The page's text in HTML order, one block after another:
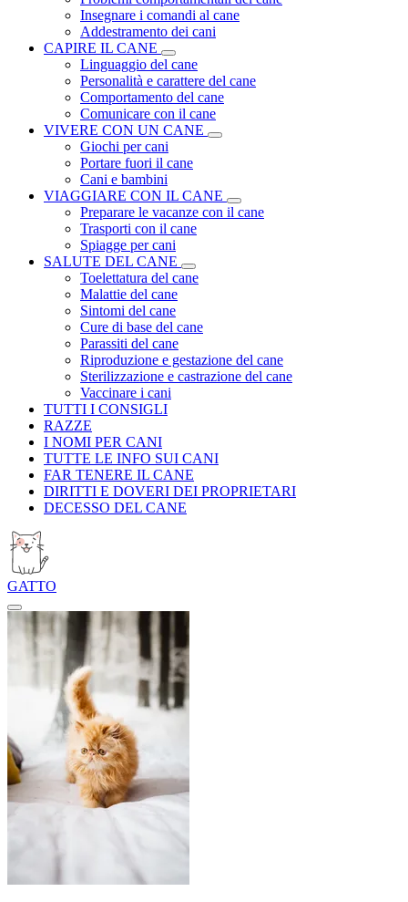
Insegnare i comandi al cane
Addestramento dei cani
CAPIRE IL CANE
Linguaggio del cane
Personalità e carattere del cane
Comportamento del cane
Comunicare con il cane
VIVERE CON UN CANE
Giochi per cani
Portare fuori il cane
Cani e bambini
VIAGGIARE CON IL CANE
Preparare le vacanze con il cane
Trasporti con il cane
Spiagge per cani
SALUTE DEL CANE
Toelettatura del cane
Malattie del cane
Sintomi del cane
Cure di base del cane
Parassiti del cane
Riproduzione e gestazione del cane
Sterilizzazione e castrazione del cane
Vaccinare i cani
TUTTI I CONSIGLI
RAZZE
I NOMI PER CANI
TUTTE LE INFO SUI CANI
FAR TENERE IL CANE
DIRITTI E DOVERI DEI PROPRIETARI
DECESSO DEL CANE
GATTO